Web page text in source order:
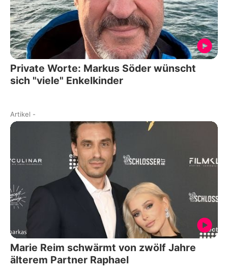
Private Worte: Markus Söder wünscht
sich "viele" Enkelkinder
Artikel -
Marie Reim schwärmt von zwölf Jahre
älterem Partner Raphael